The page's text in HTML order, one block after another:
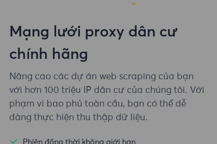
Mạng lưới proxy dân cư
chính hãng
Nâng cao các dự án web scraping của bạn
với hơn 100 triệu IP dân cư của chúng tôi. Với
phạm vi bao phủ toàn cầu, bạn có thể dễ
dàng thực hiện thu thập dữ liệu.
Phiên đồng thời không giới hạn